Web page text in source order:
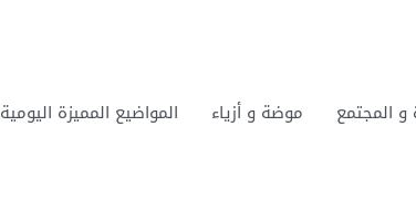
و المجتمع موضة و أزياء المواضيع المميزة اليومية